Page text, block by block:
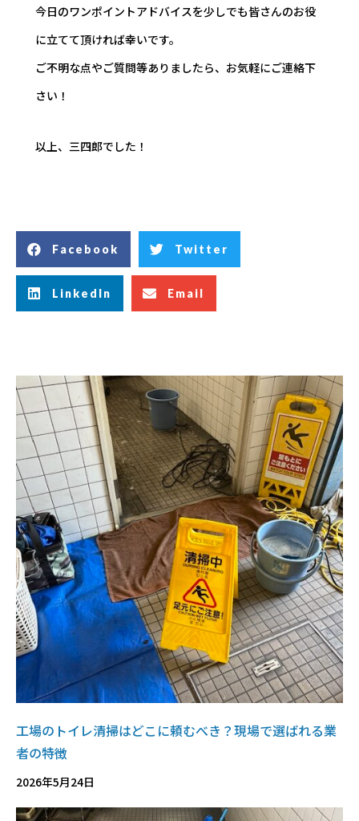
今日のワンポイントアドバイスを少しでも皆さんのお役
に立てて頂ければ幸いです。
ご不明な点やご質問等ありましたら、お気軽にご連絡下
さい！
以上、三四郎でした！
Facebook Twitter
LinkedIn Email
工場のトイレ清掃はどこに頼むべき？現場で選ばれる業
者の特徴
2026年5月24日